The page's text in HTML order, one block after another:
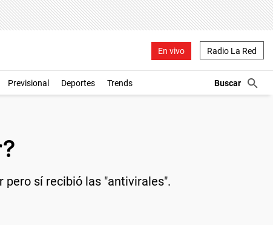
En vivo Radio La Red
Previsional Deportes Trends
pero sí recibió las "antivirales".